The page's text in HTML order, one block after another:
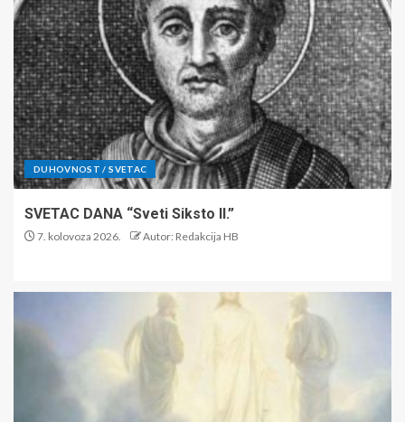
DUHOVNOST / SVETAC
SVETAC DANA “Sveti Siksto II.”
7. kolovoza 2026. Autor: Redakcija HB